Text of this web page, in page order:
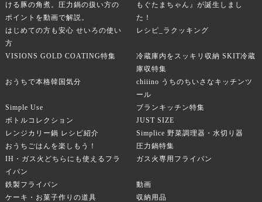
ける豚の角煮。圧力鍋の扱い方の
ポイントを動画で解説。
もぐたまちゃん』が誕生しまし
た！
はじめての方も安心 せいろの使い
方
レシピ_ラクッキング
VISIONS GOLD COATING特集
冷蔵庫内をスッキリ収納 SKIT冷蔵
庫収特集
おうちで本格韓国気分
chiiino うちのちいさなキッチンツ
ール
Simple Use
ブランキッチン特集
ボトルコレクション
JUST SIZE
レンジカリー鍋 レシピ紹介
Simplice 野菜調理器・水切り器
おうちごはんを楽しもう！
圧力鍋特集
IH・ガス火どちらにも使えるフラ
イパン
ガス火専用フライパン
鉄製フライパン
動画
ケーキ・お菓子作りの道具
収納用品